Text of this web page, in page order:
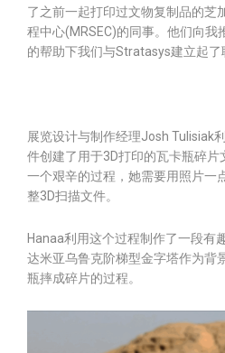
了之前一起打印过文物复制品的芝
程中心(MRSEC)的同事。他们向
的帮助下我们与Stratasys建立起了
展览设计与制作经理Josh Tulisiak
件创建了用于3D打印的瓦卡瓶碎
一个艰辛的过程，她需要用照片一
整3D扫描文件。
Hanaa利用这个过程制作了一段有
达米亚乌鲁克阶梯型金字塔作为背
瓶摔成碎片的过程。